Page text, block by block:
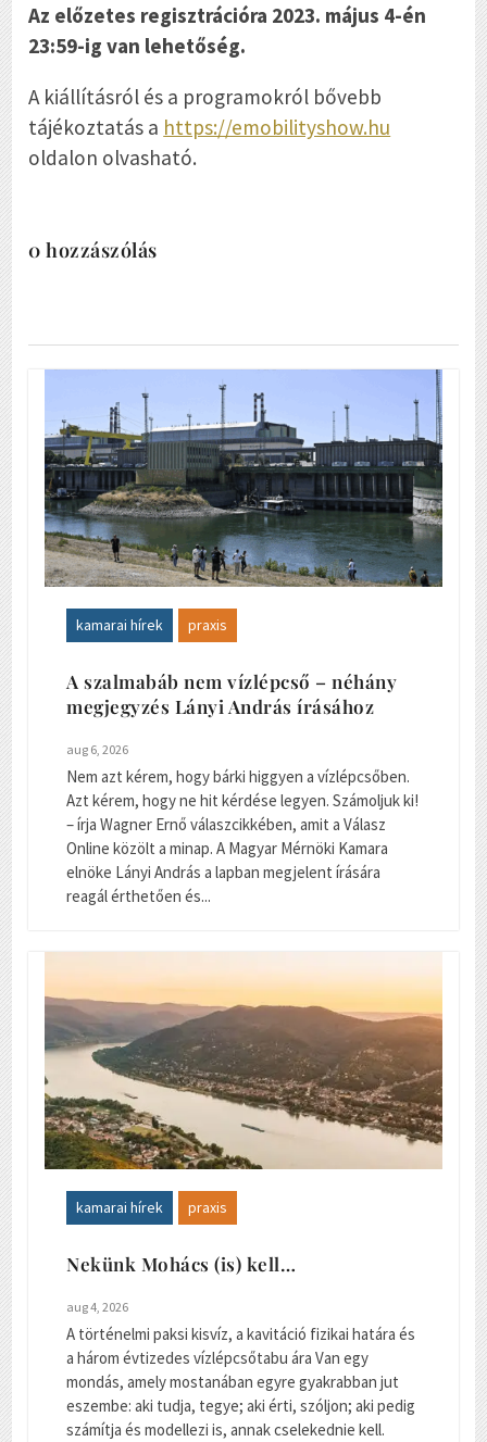
Az előzetes regisztrációra 2023. május 4-én
23:59-ig van lehetőség.
A kiállításról és a programokról bővebb
tájékoztatás a https://emobilityshow.hu
oldalon olvasható.
0 hozzászólás
kamarai hírek praxis
A szalmabáb nem vízlépcső – néhány
megjegyzés Lányi András írásához
aug 6, 2026
Nem azt kérem, hogy bárki higgyen a vízlépcsőben.
Azt kérem, hogy ne hit kérdése legyen. Számoljuk ki!
– írja Wagner Ernő válaszcikkében, amit a Válasz
Online közölt a minap. A Magyar Mérnöki Kamara
elnöke Lányi András a lapban megjelent írására
reagál érthetően és...
kamarai hírek praxis
Nekünk Mohács (is) kell…
aug 4, 2026
A történelmi paksi kisvíz, a kavitáció fizikai határa és
a három évtizedes vízlépcsőtabu ára Van egy
mondás, amely mostanában egyre gyakrabban jut
eszembe: aki tudja, tegye; aki érti, szóljon; aki pedig
számítja és modellezi is, annak cselekednie kell.